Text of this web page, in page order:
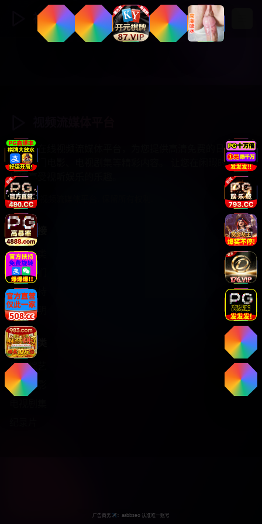
视频流媒体 登录 注册
专业的在线视频流媒体平台，为您提供高清免费的日韩综
艺、热门电影、电视剧集等精彩内容。 让您在闲暇时光中
尽情享受视听娱乐的乐趣。
© 2025 视频流媒体平台. 保留所有权利.
快速链接
视频分类
关于我们
服务支持
版权声明
热门分类
日韩综艺
热门电影